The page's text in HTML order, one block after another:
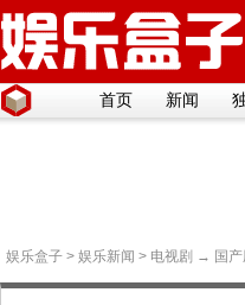
首页 新闻
娱乐盒子 > 娱乐新闻 > 电视剧 → 国产